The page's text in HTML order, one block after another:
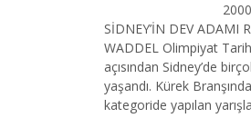
2000
SİDNEY’İN DEV ADAMI
WADDEL Olimpiyat
açısından Sidney’de
yaşandı. Kürek
kategoride yapılan